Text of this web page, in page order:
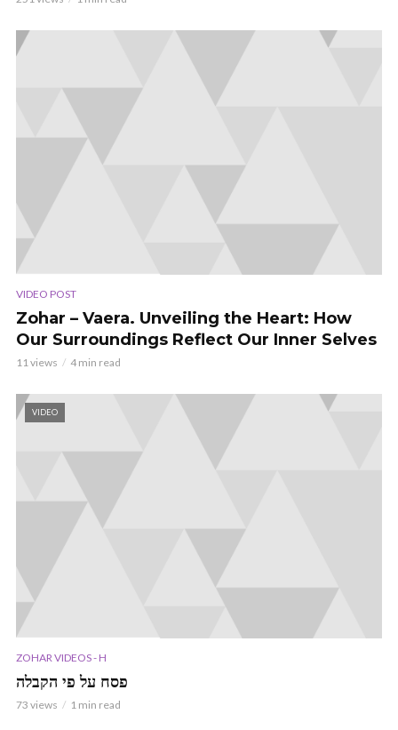
VIDEO POST
Zohar – Vaera. Unveiling the Heart: How
Our Surroundings Reflect Our Inner Selves
11 views 4 min read
VIDEO
ZOHAR VIDEOS - H
פסח על פי הקבלה
73 views 1 min read